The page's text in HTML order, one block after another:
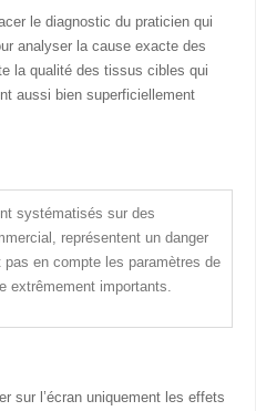
le diagnostic du praticien qui
analyser la cause exacte des
la qualité des tissus cibles qui
aussi bien superficiellement
systématisés sur des
représentent un danger
pas en compte les paramètres de
extrêmement importants.
sur l’écran uniquement les effets